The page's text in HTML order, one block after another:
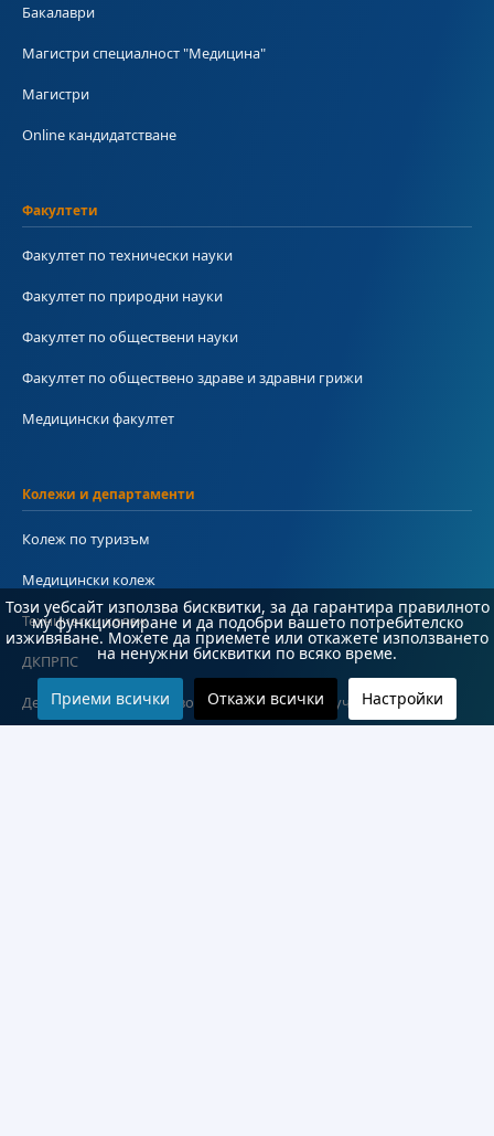
Бакалаври
Магистри специалност "Медицина"
Магистри
Online кандидатстване
Факултети
Факултет по технически науки
Факултет по природни науки
Факултет по обществени науки
Факултет по обществено здраве и здравни грижи
Медицински факултет
Колежи и департаменти
Колеж по туризъм
Медицински колеж
Технически колеж
ДКПРПС
Департамент по езиково и подготвително обучение
Този уебсайт използва бисквитки, за да гарантира правилното
му функциониране и да подобри вашето потребителско
изживяване. Можете да приемете или откажете използването
на ненужни бисквитки по всяко време.
Приеми всички Откажи всички Настройки